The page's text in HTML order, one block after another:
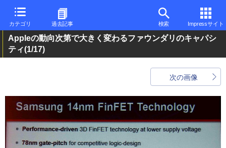
カテゴリ 過去記事 検索 Impressサイト
Appleの動向次第で大きく変わるファウンダリのキャパシ
ティ(1/17)
次の画像